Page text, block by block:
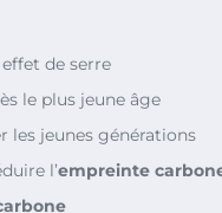
de serre
le plus jeune âge
les jeunes générations
l’empreinte